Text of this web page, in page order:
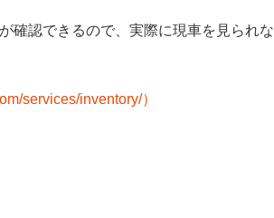
確認できるので、実際に現車を見られな
services/inventory/）